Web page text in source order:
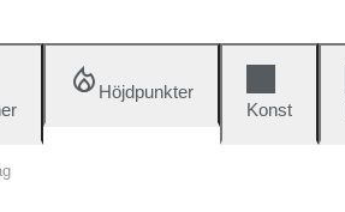
Höjdpunkter
Konst